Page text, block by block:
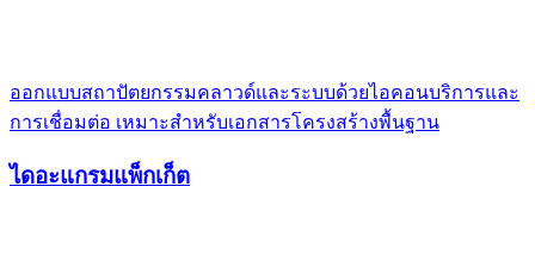
ออกแบบสถาปัตยกรรมคลาวด์และระบบด้วยไอคอนบริการและ
การเชื่อมต่อ เหมาะสำหรับเอกสารโครงสร้างพื้นฐาน
ไดอะแกรมแพ็กเก็ต